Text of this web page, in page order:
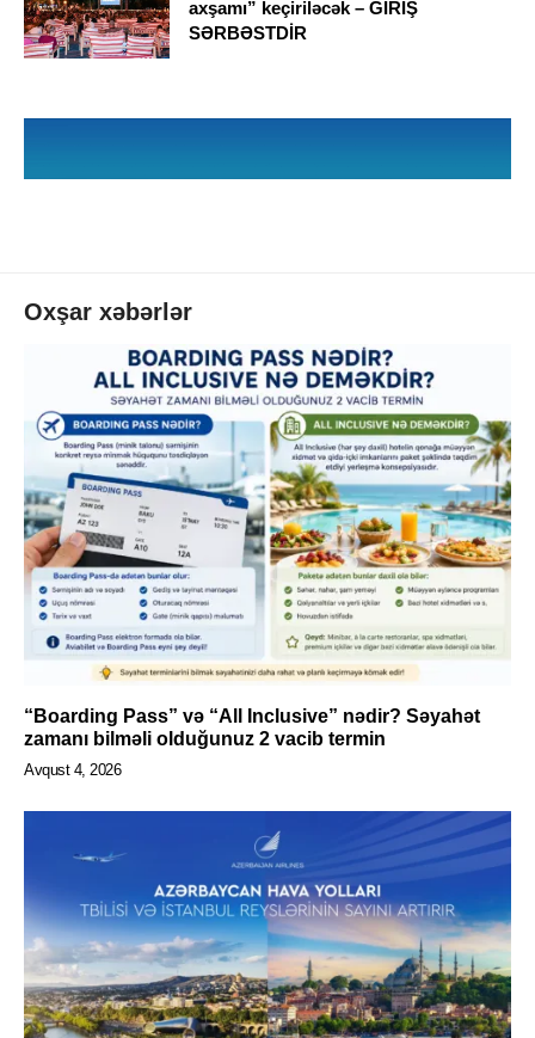
axşamı” keçiriləcək – GİRİŞ
SƏRBƏSTDİR
Oxşar xəbərlər
“Boarding Pass” və “All Inclusive” nədir? Səyahət
zamanı bilməli olduğunuz 2 vacib termin
Avqust 4, 2026